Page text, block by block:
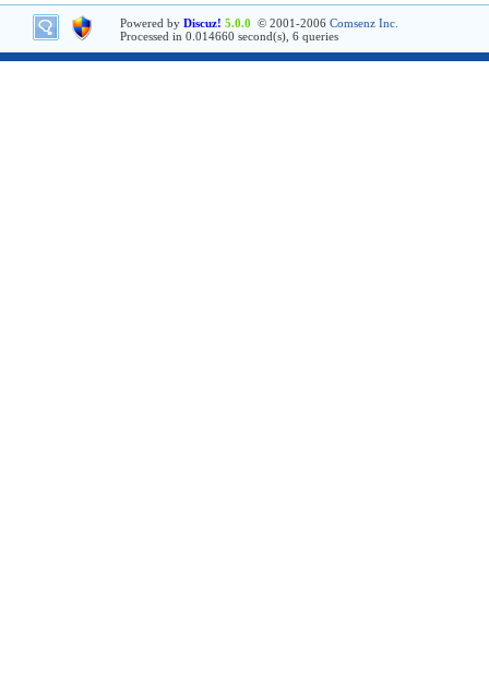
Powered by Discuz! 5.0.0 © 2001-2006 Comsenz Inc.
Processed in 0.014660 second(s), 6 queries